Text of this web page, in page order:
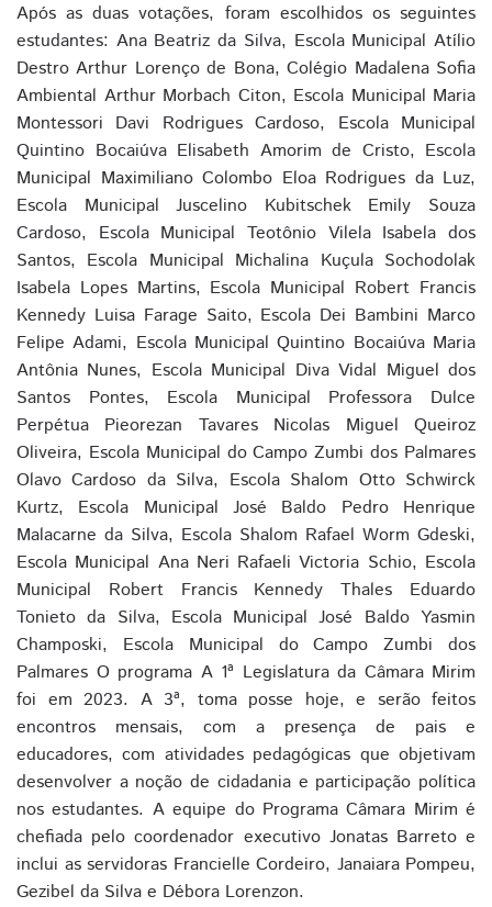
Após as duas votações, foram escolhidos os seguintes
estudantes: Ana Beatriz da Silva, Escola Municipal Atílio
Destro Arthur Lorenço de Bona, Colégio Madalena Sofia
Ambiental Arthur Morbach Citon, Escola Municipal Maria
Montessori Davi Rodrigues Cardoso, Escola Municipal
Quintino Bocaiúva Elisabeth Amorim de Cristo, Escola
Municipal Maximiliano Colombo Eloa Rodrigues da Luz,
Escola Municipal Juscelino Kubitschek Emily Souza
Cardoso, Escola Municipal Teotônio Vilela Isabela dos
Santos, Escola Municipal Michalina Kuçula Sochodolak
Isabela Lopes Martins, Escola Municipal Robert Francis
Kennedy Luisa Farage Saito, Escola Dei Bambini Marco
Felipe Adami, Escola Municipal Quintino Bocaiúva Maria
Antônia Nunes, Escola Municipal Diva Vidal Miguel dos
Santos Pontes, Escola Municipal Professora Dulce
Perpétua Pieorezan Tavares Nicolas Miguel Queiroz
Oliveira, Escola Municipal do Campo Zumbi dos Palmares
Olavo Cardoso da Silva, Escola Shalom Otto Schwirck
Kurtz, Escola Municipal José Baldo Pedro Henrique
Malacarne da Silva, Escola Shalom Rafael Worm Gdeski,
Escola Municipal Ana Neri Rafaeli Victoria Schio, Escola
Municipal Robert Francis Kennedy Thales Eduardo
Tonieto da Silva, Escola Municipal José Baldo Yasmin
Champoski, Escola Municipal do Campo Zumbi dos
Palmares O programa A 1ª Legislatura da Câmara Mirim
foi em 2023. A 3ª, toma posse hoje, e serão feitos
encontros mensais, com a presença de pais e
educadores, com atividades pedagógicas que objetivam
desenvolver a noção de cidadania e participação política
nos estudantes. A equipe do Programa Câmara Mirim é
chefiada pelo coordenador executivo Jonatas Barreto e
inclui as servidoras Francielle Cordeiro, Janaiara Pompeu,
Gezibel da Silva e Débora Lorenzon.